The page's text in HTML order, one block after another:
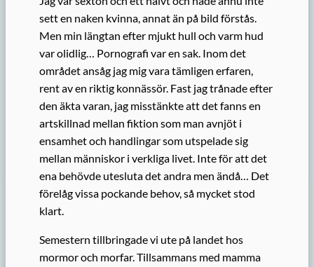
sett en naken kvinna, annat än på bild förstås.
Men min längtan efter mjukt hull och varm hud
var olidlig… Pornografi var en sak. Inom det
området ansåg jag mig vara tämligen erfaren,
rent av en riktig konnässör. Fast jag trånade efter
den äkta varan, jag misstänkte att det fanns en
artskillnad mellan fiktion som man avnjöt i
ensamhet och handlingar som utspelade sig
mellan människor i verkliga livet. Inte för att det
ena behövde utesluta det andra men ändå… Det
förelåg vissa pockande behov, så mycket stod
klart.
Semestern tillbringade vi ute på landet hos
mormor och morfar. Tillsammans med mamma